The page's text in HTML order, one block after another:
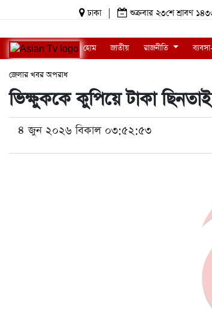
ঢাকা শুক্রবার ২৩শে শ্রাবণ
হোম জাতীয় রাজনীতি
জেলার খবর অপরাধ
ভিক্ষুককে কুপিয়ে টাকা
৪ জুন ২০২৬ বিকাল ০৩:৫২:৫৩